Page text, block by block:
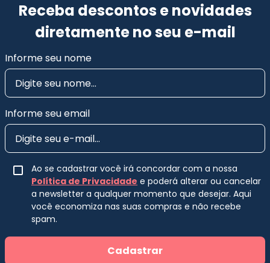
Receba descontos e novidades
diretamente no seu e-mail
Informe seu nome
Informe seu email
Ao se cadastrar você irá concordar com a nossa
Política de Privacidade e poderá alterar ou cancelar
a newsletter a qualquer momento que desejar. Aqui
você economiza nas suas compras e não recebe
spam.
Cadastrar